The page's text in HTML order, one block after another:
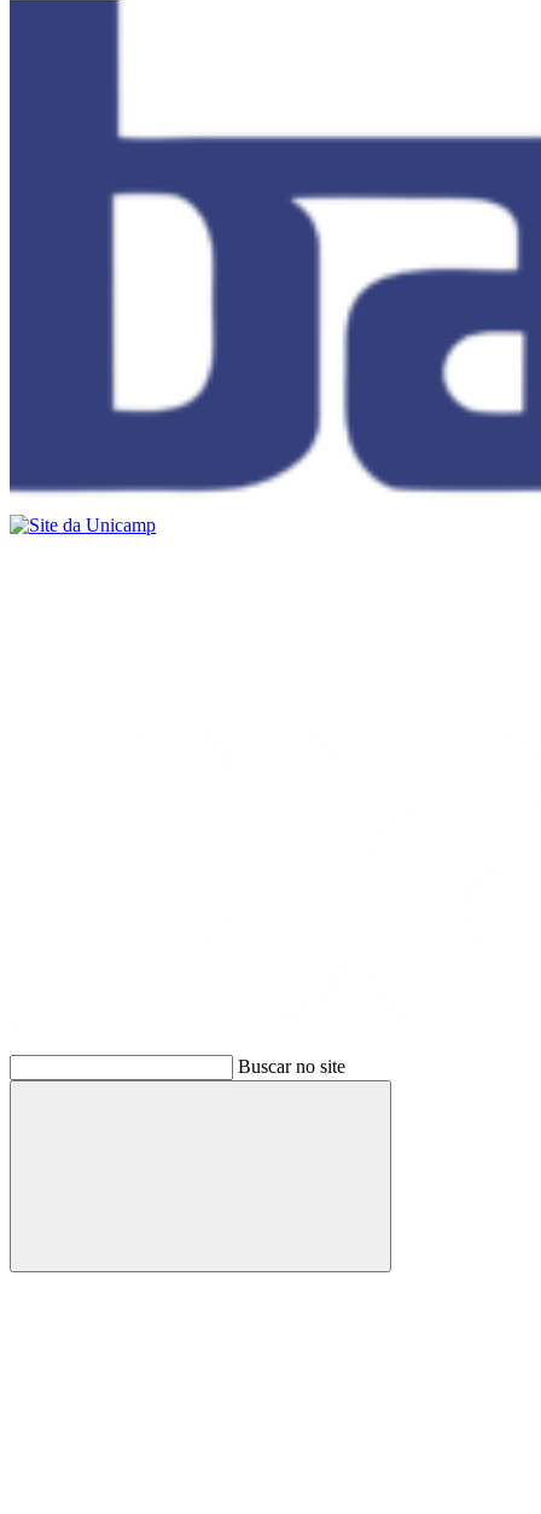
Buscar no site
Buscar